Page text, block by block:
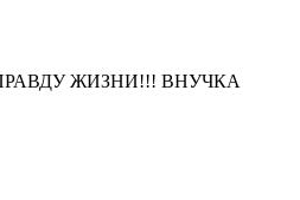
ЖИЗНИ!!! ВНУЧКА